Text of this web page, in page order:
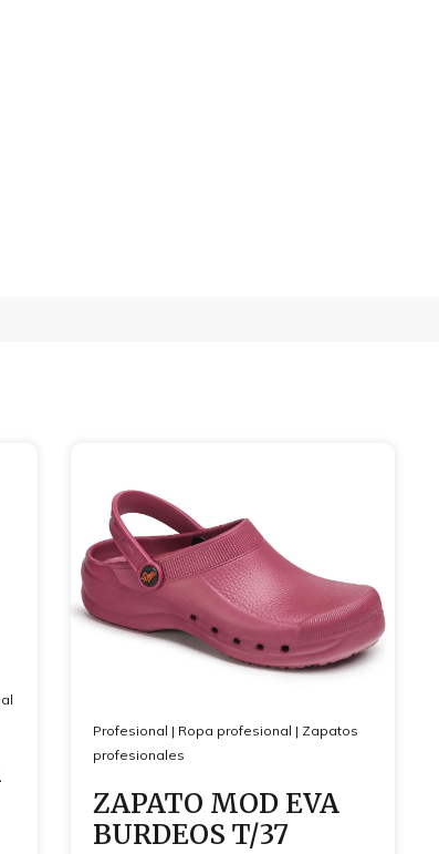
Profesional | Ropa profesional | Zapatos
profesionales
ZAPATO MOD EVA
BURDEOS T/37